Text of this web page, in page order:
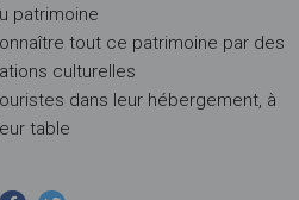
patrimoine
tout ce patrimoine par des
culturelles
dans leur hébergement, à
table